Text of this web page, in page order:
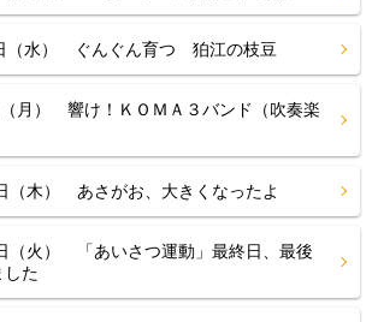
水） ぐんぐん育つ 狛江の枝豆
月） 響け！ＫＯＭＡ３バンド（吹奏楽
木） あさがお、大きくなったよ
火） 「あいさつ運動」最終日、最後
した